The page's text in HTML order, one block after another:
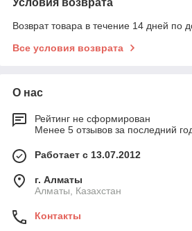
Возврат товара в течение 14 дней по
Все условия возврата
О нас
Рейтинг не сформирован
Менее 5 отзывов за последний
Работает с 13.07.2012
г. Алматы
Алматы, Казахстан
Контакты